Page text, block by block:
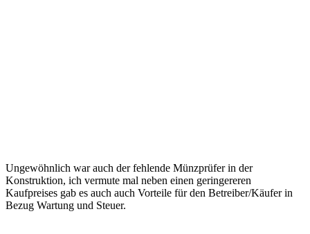
Ungewöhnlich war auch der fehlende Münzprüfer in der
Konstruktion, ich vermute mal neben einen geringereren
Kaufpreises gab es auch auch Vorteile für den Betreiber/Käufer in
Bezug Wartung und Steuer.